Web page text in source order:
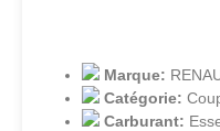
Marque:
Catégorie:
Carburant: